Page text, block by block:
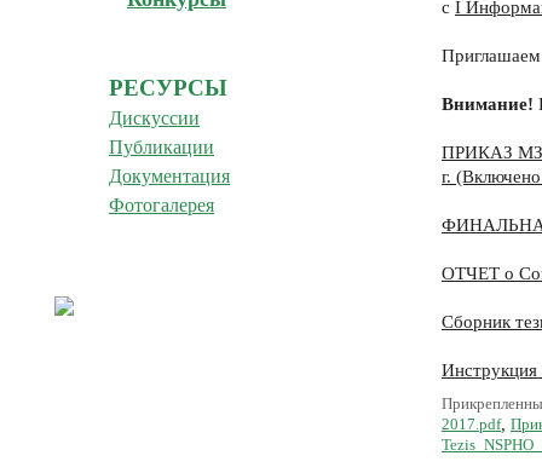
РЕСУРСЫ
Дискуссии
Публикации
Документация
Фотогалерея
с I
Внимание!
ПРИКАЗ МЗ
г.
ОТЧЕТ о
Сборник
Инструкция
2017.pdf,